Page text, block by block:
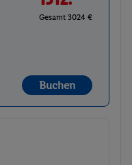
Gesamt 3024 €
Buchen